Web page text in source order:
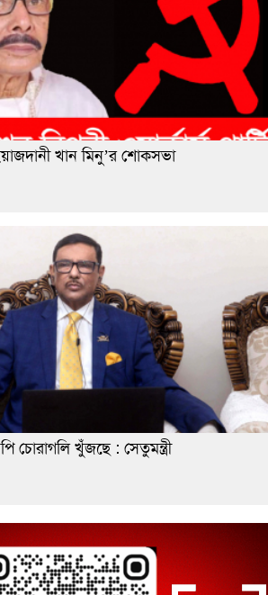
খান মিনু’র শোকসভা
চোরাগলি খুঁজছে : সেতুমন্ত্রী